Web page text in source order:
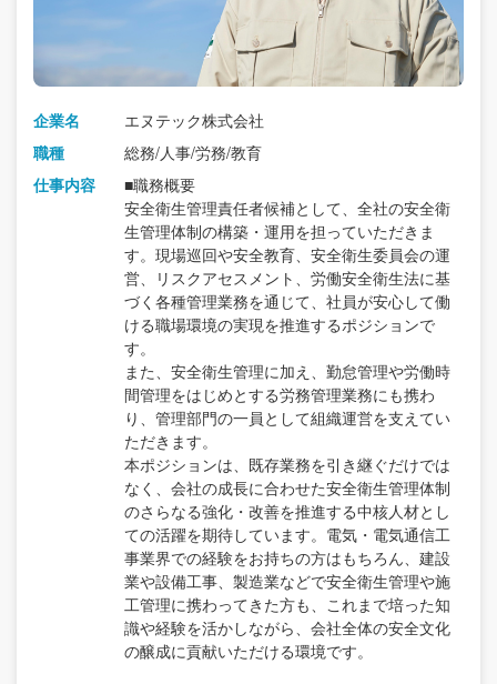
企業名
エヌテック株式会社
職種
総務/人事/労務/教育
仕事内容
■職務概要
安全衛生管理責任者候補として、全社の安全衛
生管理体制の構築・運用を担っていただきま
す。現場巡回や安全教育、安全衛生委員会の運
営、リスクアセスメント、労働安全衛生法に基
づく各種管理業務を通じて、社員が安心して働
ける職場環境の実現を推進するポジションで
す。
また、安全衛生管理に加え、勤怠管理や労働時
間管理をはじめとする労務管理業務にも携わ
り、管理部門の一員として組織運営を支えてい
ただきます。
本ポジションは、既存業務を引き継ぐだけでは
なく、会社の成長に合わせた安全衛生管理体制
のさらなる強化・改善を推進する中核人材とし
ての活躍を期待しています。電気・電気通信工
事業界での経験をお持ちの方はもちろん、建設
業や設備工事、製造業などで安全衛生管理や施
工管理に携わってきた方も、これまで培った知
識や経験を活かしながら、会社全体の安全文化
の醸成に貢献いただける環境です。